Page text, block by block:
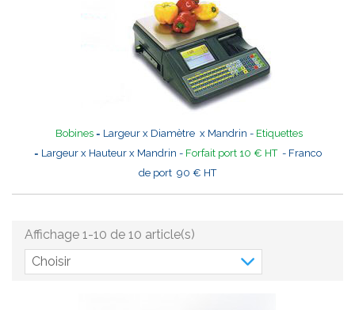
Bobines = Largeur x Diamètre x Mandrin - Etiquettes
= Largeur x Hauteur x Mandrin - Forfait port 10 € HT- Franco
de port 90 € HT
Choisir
Affichage 1-10 de 10 article(s)